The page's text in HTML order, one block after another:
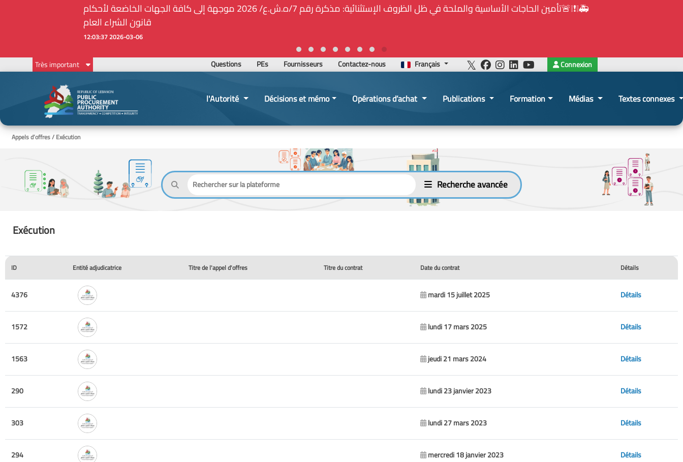
⚠️... ويكون النشر إلزامياً على المنصة الإلكترونيّة المركزيّة لدى هيئة الشراء العام... الخ. (المادة 109 : الشفافية)
Très important Questions PEs Fournisseurs Contactez-nous Français Connexion
l'Autorité Décisions et mémo Opérations d’achat Publications Formation Médias Textes connexes
Appels d’offres / Exécution
Recherche avancée
Exécution
ID Entité adjudicatrice Titre de l'appel d'offres Titre du contrat Date du contrat Détails
4376 mardi 15 juillet 2025 Détails
1572 lundi 17 mars 2025 Détails
1563 jeudi 21 mars 2024 Détails
290 lundi 23 janvier 2023 Détails
303 lundi 27 mars 2023 Détails
294 mercredi 18 janvier 2023 Détails